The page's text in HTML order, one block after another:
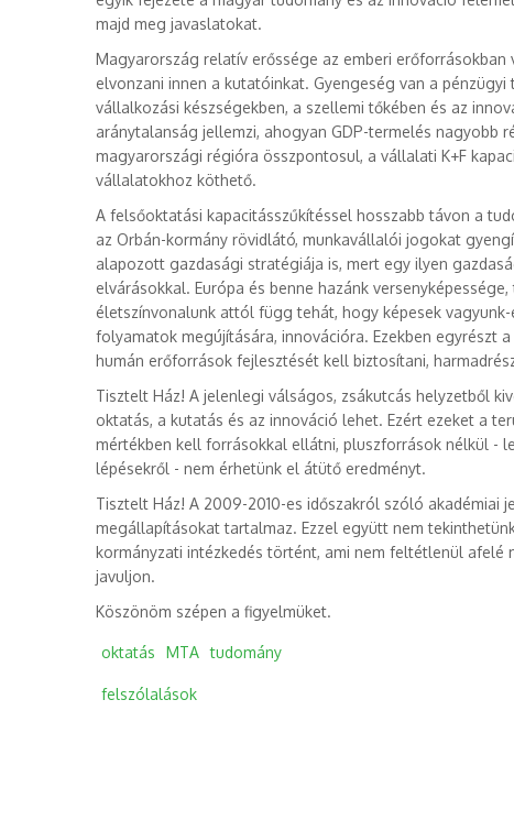
majd meg javaslatokat.
Magyarország relatív erőssége az emberi
elvonzani innen a kutatóinkat. Gyengeség van a
vállalkozási készségekben, a szellemi tőkében és az
aránytalanság jellemzi, ahogyan GDP-termelés nagyobb
magyarországi régióra összpontosul, a vállalati K+F
vállalatokhoz köthető.
A felsőoktatási kapacitásszűkítéssel hosszabb távon a
az Orbán-kormány rövidlátó, munkavállalói jogokat
alapozott gazdasági stratégiája is, mert egy ilyen
elvárásokkal. Európa és benne hazánk
életszínvonalunk attól függ tehát, hogy képesek
folyamatok megújítására, innovációra. Ezekben egyrészt
humán erőforrások fejlesztését kell biztosítani,
Tisztelt Ház! A jelenlegi válságos, zsákutcás helyzetből
oktatás, a kutatás és az innováció lehet. Ezért ezeket a
mértékben kell forrásokkal ellátni, pluszforrások nélkül -
lépésekről - nem érhetünk el átütő eredményt.
Tisztelt Ház! A 2009-2010-es időszakról szóló akadémiai
megállapításokat tartalmaz. Ezzel együtt nem
kormányzati intézkedés történt, ami nem feltétlenül
javuljon.
Köszönöm szépen a figyelmüket.
oktatás MTA tudomány
felszólalások